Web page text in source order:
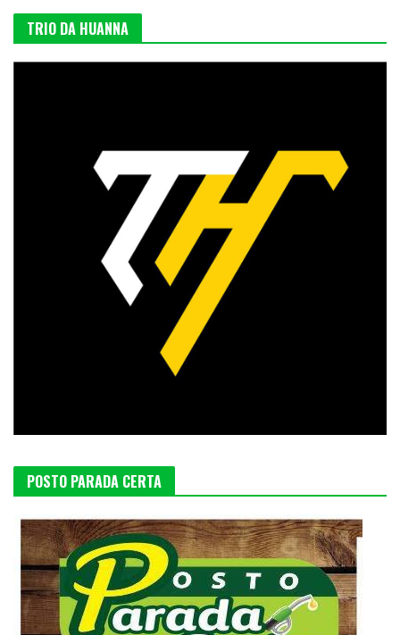
TRIO DA HUANNA
POSTO PARADA CERTA